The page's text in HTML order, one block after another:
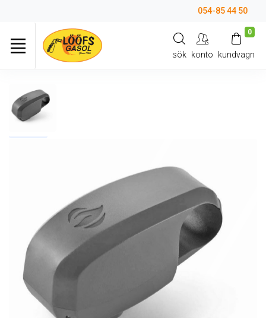
054-85 44 50
sök konto
0
kundvagn